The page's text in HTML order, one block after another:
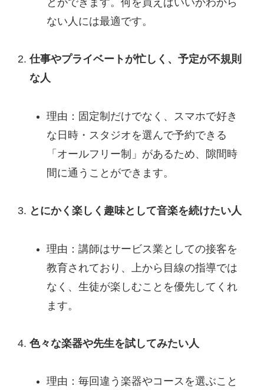
とができます。何を買えばいいかわから
ない人には最適です。
仕事やプライベートが忙しく、予定が不規則
な人
理由：固定制だけでなく、スマホで好き
な日時・スタジオを選んで予約できる
「オールフリー制」があるため、隙間時
間に通うことができます。
とにかく楽しく趣味として音楽を続けたい人
理由：講師はサービス業としての接客を
教育されており、上から目線の指導では
なく、生徒が楽しむことを優先してくれ
ます。
色々な楽器や先生を試してみたい人
理由：毎回違う楽器やコースを選ぶこと